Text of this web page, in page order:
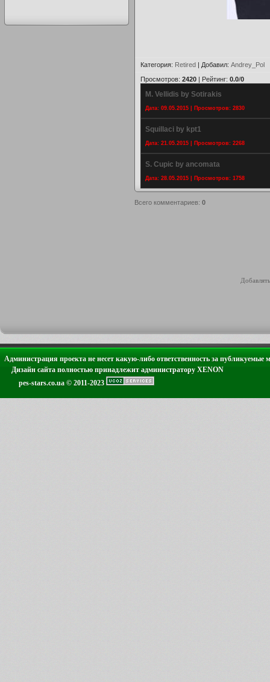
Категория: Retired | Добавил: Andrey_Pol
Просмотров: 2420 | Рейтинг: 0.0/0
M. Vellidis by Sotirakis
Дата: 09.05.2015 | Просмотров: 2830
Squillaci by kpt1
Дата: 21.05.2015 | Просмотров: 2268
S. Cupic by ancomata
Дата: 28.05.2015 | Просмотров: 1758
Всего комментариев: 0
Администрация проекта не несет какую-либо ответственность за публикуемые
Дизайн сайта полностью принадлежит администратору XENON
pes-stars.co.ua © 2011-2023